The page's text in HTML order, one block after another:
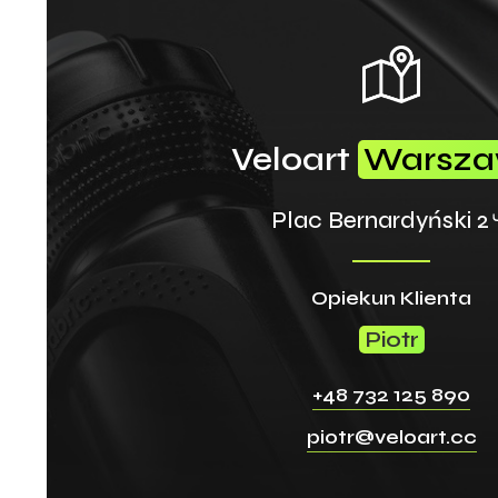
Veloart
Plac Bernardyński 2
Opiekun Klienta
Piotr
+48 732 125 890
piotr@veloart.cc